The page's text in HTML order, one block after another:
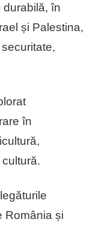
durabilă, în
și Palestina,
în
România și